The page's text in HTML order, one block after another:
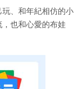
、和年紀相仿的小
也和心愛的布娃